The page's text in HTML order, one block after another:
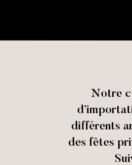
Notre
différents
des fêtes